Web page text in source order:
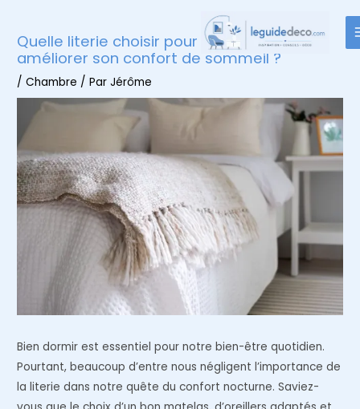
contenu
Quelle literie choisir pour sa chambre pour
améliorer son confort de sommeil ?
/Chambre / ParJérôme
Bien dormir est essentiel pour notre bien-être quotidien.
Pourtant, beaucoup d’entre nous négligent l’importance de
la literie dans notre quête du confort nocturne. Saviez-